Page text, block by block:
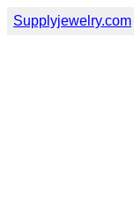
Supplyjewelry.com